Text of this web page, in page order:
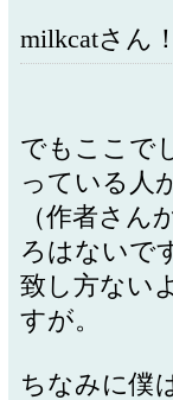
milkcatさん
でもここで
っている人
（作者さ
ろはないで
致し方ない
すが。
ちなみに僕